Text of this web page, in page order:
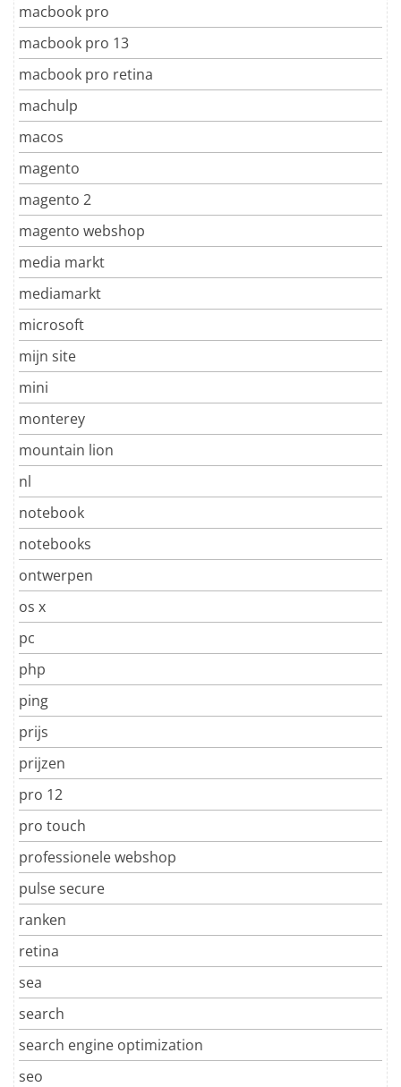
macbook pro
macbook pro 13
macbook pro retina
machulp
macos
magento
magento 2
magento webshop
media markt
mediamarkt
microsoft
mijn site
mini
monterey
mountain lion
nl
notebook
notebooks
ontwerpen
os x
pc
php
ping
prijs
prijzen
pro 12
pro touch
professionele webshop
pulse secure
ranken
retina
sea
search
search engine optimization
seo